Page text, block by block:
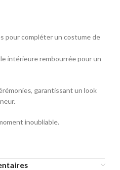
pour compléter un costume de
intérieure rembourrée pour un
garantissant un look
inoubliable.